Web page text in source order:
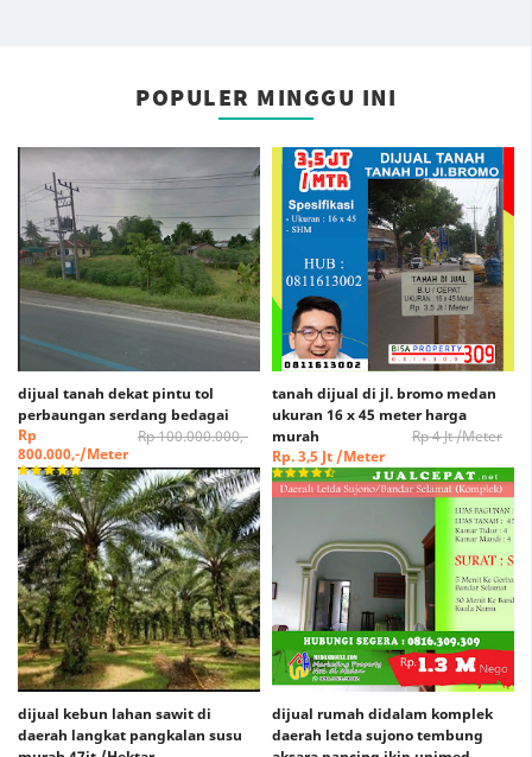
POPULER MINGGU INI
dijual tanah dekat pintu tol
perbaungan serdang bedagai
Rp 100.000.000,-
Rp
800.000,-/Meter
tanah dijual di jl. bromo medan
ukuran 16 x 45 meter harga
murah
Rp 4 Jt /Meter
Rp. 3,5 Jt /Meter
dijual kebun lahan sawit di
daerah langkat pangkalan susu
dijual rumah didalam komplek
daerah letda sujono tembung